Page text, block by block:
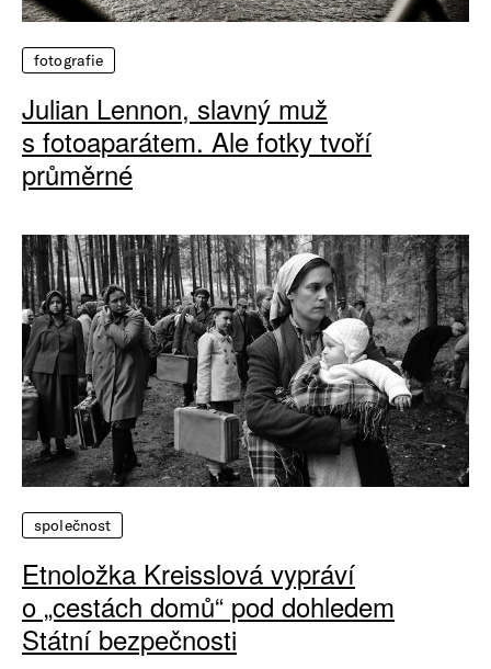
fotografie
Julian Lennon, slavný muž
s fotoaparátem. Ale fotky tvoří
průměrné
společnost
Etnoložka Kreisslová vypráví
o „cestách domů“ pod dohledem
Státní bezpečnosti